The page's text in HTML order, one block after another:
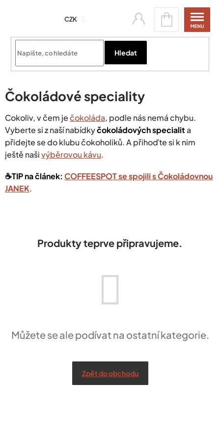
CZK
Hledat
Nákupní
košík
Čokoládové speciality
Cokoliv, v čem ječokoláda, podle nás nemá chybu.
Vyberte si z naší nabídkyčokoládových specialita
přidejte se do klubu čokoholiků. A přihoďte si k nim
ještě našivýběrovou kávu.
☕️TIP na článek: COFFEESPOT se spojili s Čokoládovnou
JANEK.
Produkty teprve připravujeme.
Můžete se ale podívat na ostatní kategorie.
Zpět do obchodu